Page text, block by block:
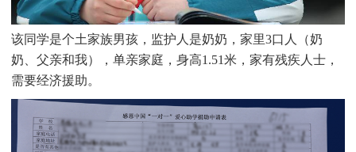
该同学是个土家族男孩，监护人是奶奶，家里3口人（奶
奶、父亲和我），单亲家庭，身高1.51米，家有残疾人士，
需要经济援助。